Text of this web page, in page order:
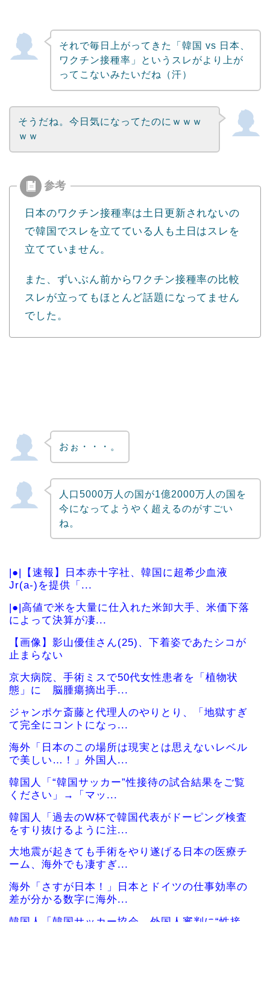
それで毎日上がってきた「韓国 vs 日本、
ワクチン接種率」というスレがより上が
ってこないみたいだね（汗）
そうだね。今日気になってたのにｗｗｗ
ｗｗ
日本のワクチン接種率は土日更新されないの
で韓国でスレを立てている人も土日はスレを
立てていません。
また、ずいぶん前からワクチン接種率の比較
スレが立ってもほとんど話題になってません
でした。
おぉ・・・。
人口5000万人の国が1億2000万人の国を
今になってようやく超えるのがすごい
ね。
|●|【速報】日本赤十字社、韓国に超希少血液
Jr(a-)を提供「...
|●|高値で米を大量に仕入れた米卸大手、米価下落
によって決算が凄...
【画像】影山優佳さん(25)、下着姿であたシコが
止まらない
京大病院、手術ミスで50代女性患者を「植物状
態」に 脳腫瘍摘出手...
ジャンポケ斎藤と代理人のやりとり、「地獄すぎ
て完全にコントになっ...
海外「日本のこの場所は現実とは思えないレベル
で美しい…！」外国人...
韓国人「“韓国サッカー”性接待の試合結果をご覧
ください」→「マッ...
韓国人「過去のW杯で韓国代表がドーピング検査
をすり抜けるように注...
大地震が起きても手術をやり遂げる日本の医療チ
ーム、海外でも凄すぎ...
海外「さすが日本！」日本とドイツの仕事効率の
差が分かる数字に海外...
韓国人「韓国サッカー協会、外国人審判に“性接